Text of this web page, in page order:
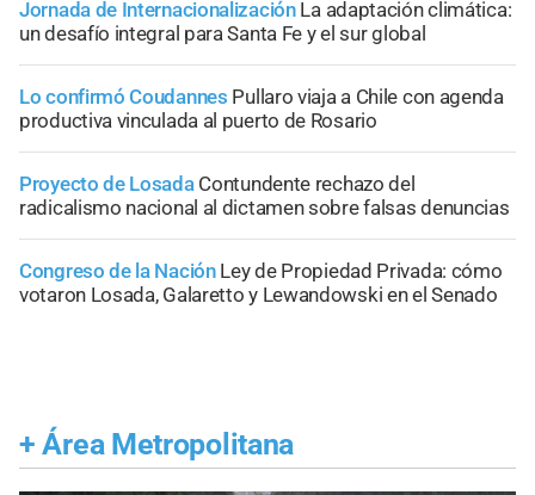
Jornada de Internacionalización La adaptación climática:
un desafío integral para Santa Fe y el sur global
Lo confirmó Coudannes Pullaro viaja a Chile con agenda
productiva vinculada al puerto de Rosario
Proyecto de Losada Contundente rechazo del
radicalismo nacional al dictamen sobre falsas denuncias
Congreso de la Nación Ley de Propiedad Privada: cómo
votaron Losada, Galaretto y Lewandowski en el Senado
+ Área Metropolitana